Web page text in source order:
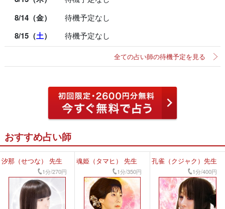
8/14（金） 待機予定なし
8/15（土） 待機予定なし
全ての占い師の待機予定を見る
おすすめ占い師
汐那（せつな） 先生
1分/270円
魂姫（タマヒ） 先生
1分/350円
孔雀（クジャク）先生
1分/400円